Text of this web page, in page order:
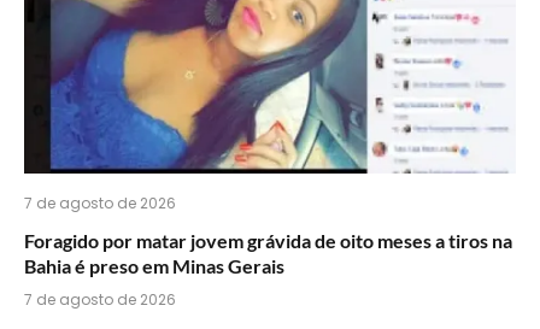
7 de agosto de 2026
Foragido por matar jovem grávida de oito meses a tiros na
Bahia é preso em Minas Gerais
7 de agosto de 2026